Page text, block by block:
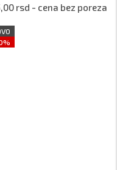
rsd - cena bez poreza